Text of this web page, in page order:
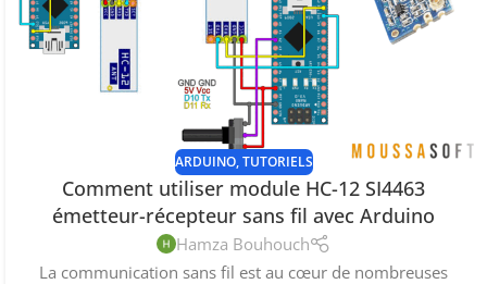
ARDUINO,TUTORIELS
Comment utiliser module HC-12 SI4463
émetteur-récepteur sans fil avec Arduino
Hamza Bouhouch
La communication sans fil est au cœur de nombreuses